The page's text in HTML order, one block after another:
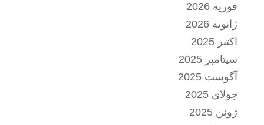
فوریه 2026
ژانویه 2026
اکتبر 2025
سپتامبر 2025
آگوست 2025
جولای 2025
ژوئن 2025